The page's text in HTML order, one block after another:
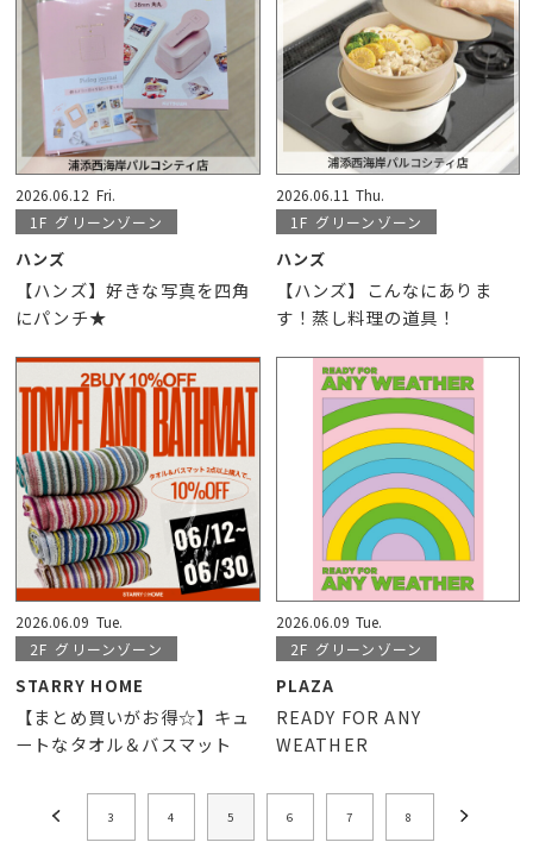
2026.06.12 Fri.
1F グリーンゾーン
ハンズ
【ハンズ】好きな写真を四角
にパンチ★
2026.06.11 Thu.
1F グリーンゾーン
ハンズ
【ハンズ】こんなにありま
す！蒸し料理の道具！
2026.06.09 Tue.
2F グリーンゾーン
STARRY HOME
【まとめ買いがお得☆】キュ
ートなタオル＆バスマット
2026.06.09 Tue.
2F グリーンゾーン
PLAZA
READY FOR ANY
WEATHER
3 4 5 6 7 8